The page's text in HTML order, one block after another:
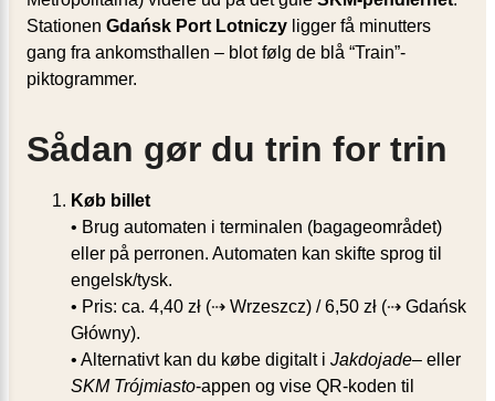
Stationen Gdańsk Port Lotniczy ligger få minutters
gang fra ankomsthallen – blot følg de blå “Train”-
piktogrammer.
Sådan gør du trin for trin
Køb billet
• Brug automaten i terminalen (bagageområdet)
eller på perronen. Automaten kan skifte sprog til
engelsk/tysk.
• Pris: ca. 4,40 zł (⇢ Wrzeszcz) / 6,50 zł (⇢ Gdańsk
Główny).
• Alternativt kan du købe digitalt i Jakdojade– eller
SKM Trójmiasto-appen og vise QR-koden til